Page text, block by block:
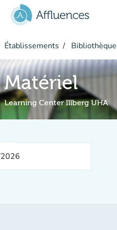
Établissements
Matériel
Learning Center Illberg UHA